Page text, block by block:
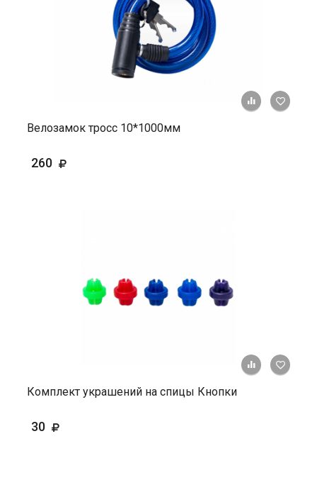
+ К
Велозамок тросс 10*1000мм
260
+ К
Комплект украшений на спицы Кнопки
30